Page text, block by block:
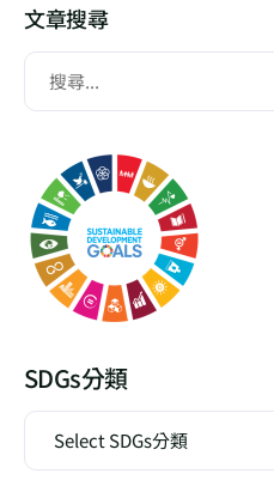
文章搜尋
SDGs分類